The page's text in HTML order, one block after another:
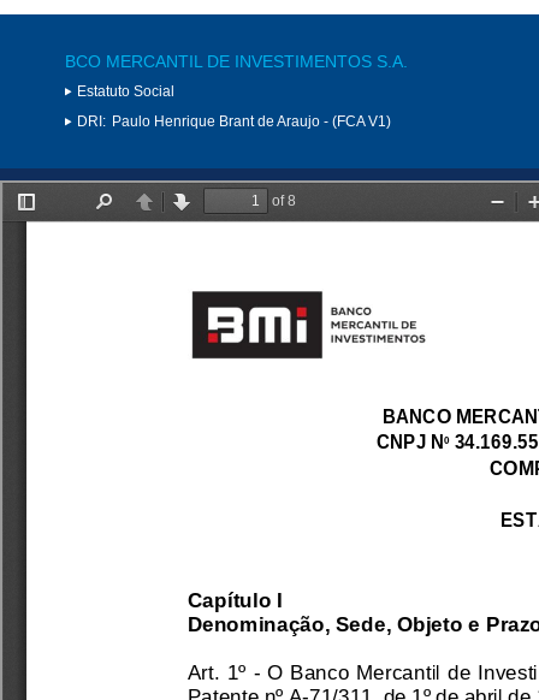
BCO MERCANTIL DE INVESTIMENTOS S.A.
Estatuto Social
DRI: Paulo Henrique Brant de Araujo - (FCA V1)